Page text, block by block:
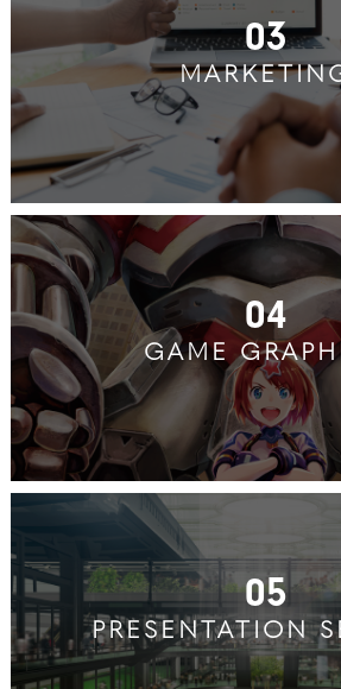
03
04
GAME
05
PRESENTATION